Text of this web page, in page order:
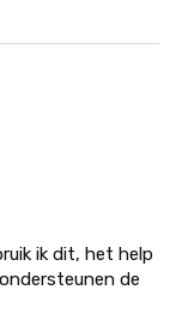
ik dit, het help
de